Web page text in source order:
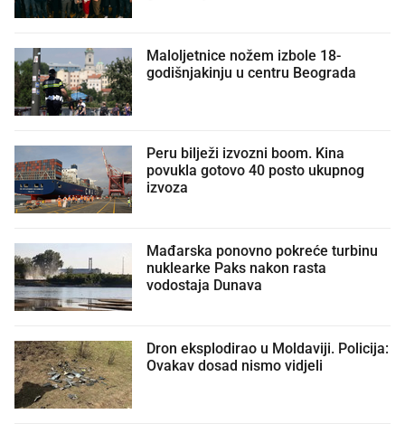
Maloljetnice nožem izbole 18-
godišnjakinju u centru Beograda
Peru bilježi izvozni boom. Kina
povukla gotovo 40 posto ukupnog
izvoza
Mađarska ponovno pokreće turbinu
nuklearke Paks nakon rasta
vodostaja Dunava
Dron eksplodirao u Moldaviji. Policija:
Ovakav dosad nismo vidjeli